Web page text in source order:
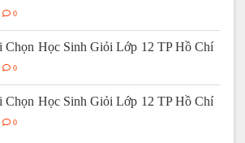
0
Học Sinh Giỏi Lớp 12 TP Hồ Chí
0
Học Sinh Giỏi Lớp 12 TP Hồ Chí
0